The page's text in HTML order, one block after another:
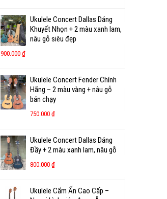
Ukulele Concert Dallas Dáng
Khuyết Nhọn + 2 màu xanh lam,
nâu gỗ siêu đẹp
900.000 ₫
Ukulele Concert Fender Chính
Hãng – 2 màu vàng + nâu gỗ
bán chạy
750.000 ₫
Ukulele Concert Dallas Dáng
Đầy + 2 màu xanh lam, nâu gỗ
800.000 ₫
Ukulele Cẩm Ấn Cao Cấp –